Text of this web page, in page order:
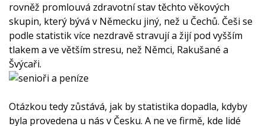
rovněž promlouvá zdravotní stav těchto věkových
skupin, který bývá v Německu jiný, než u Čechů. Češi se
podle statistik více nezdravě stravují a žijí pod vyšším
tlakem a ve větším stresu, než Němci, Rakušané a
Švýcaři.
Otázkou tedy zůstává, jak by statistika dopadla, kdyby
byla provedena u nás v Česku. A ne ve firmě, kde lidé